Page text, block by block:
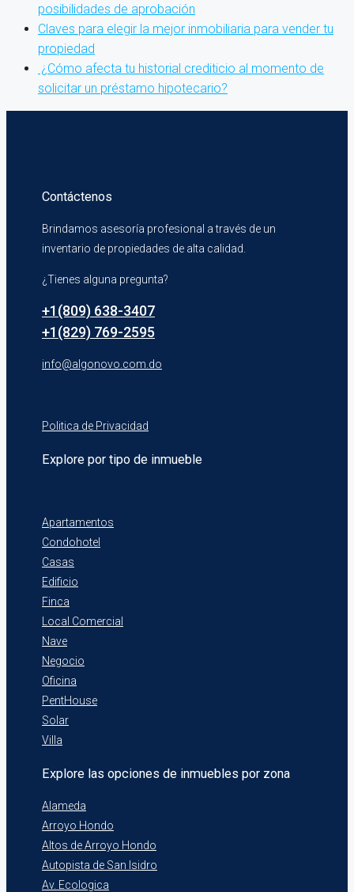
posibilidades de aprobación
Claves para elegir la mejor inmobiliaria para vender tu
propiedad
¿Cómo afecta tu historial crediticio al momento de
solicitar un préstamo hipotecario?
Contáctenos
Brindamos asesoría profesional a través de un
inventario de propiedades de alta calidad.
¿Tienes alguna pregunta?
+1(809) 638-3407
+1(829) 769-2595
info@algonovo.com.do
Politica de Privacidad
Explore por tipo de inmueble
Apartamentos
Condohotel
Casas
Edificio
Finca
Local Comercial
Nave
Negocio
Oficina
PentHouse
Solar
Villa
Explore las opciones de inmuebles por zona
Alameda
Arroyo Hondo
Altos de Arroyo Hondo
Autopista de San Isidro
Av. Ecologica